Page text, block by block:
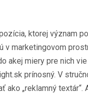
ktorej význam
v marketingovom
akej miery pre nich
prínosný. V
ako „reklamný textár“.